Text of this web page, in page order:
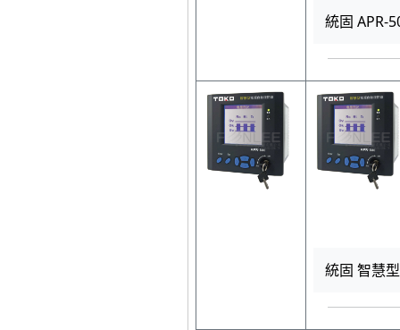
統固 APR-
統固 智慧